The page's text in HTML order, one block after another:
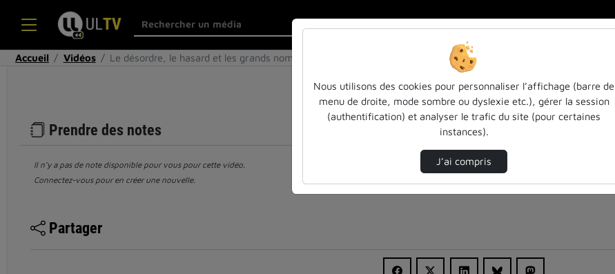
Accueil Vidéos Le désordre, le hasard et les grands nombres
Prendre des notes
Il n’y a pas de note disponible pour vous pour cette vidéo.
Connectez-vous pour en créer une nouvelle.
Partager
Nous utilisons des cookies pour personnaliser l’affichage (barre de
menu de droite, mode sombre ou dyslexie etc.), gérer la session
(authentification) et analyser le trafic du site (pour certaines
instances).
J’ai compris